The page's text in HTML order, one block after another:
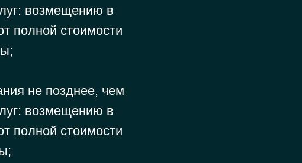
возмещению в
полной стоимости
не позднее, чем
возмещению в
полной стоимости